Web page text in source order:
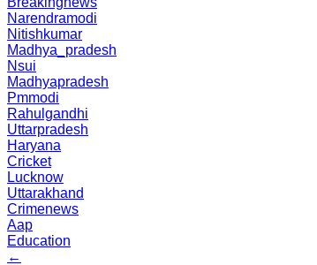
Narendramodi
Nitishkumar
Madhya_pradesh
Nsui
Madhyapradesh
Pmmodi
Rahulgandhi
Uttarpradesh
Haryana
Cricket
Lucknow
Uttarakhand
Crimenews
Aap
Education
←